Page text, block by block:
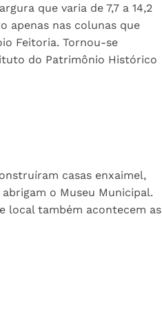
que varia de 7,7 a 14,2
apenas nas colunas que
Feitoria. Tornou-se
do Patrimônio Histórico
casas enxaimel,
o Museu Municipal.
local também acontecem as